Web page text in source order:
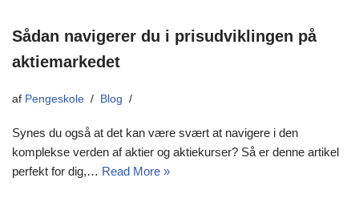
Sådan navigerer du i prisudviklingen på
aktiemarkedet
af Pengeskole Blog
Synes du også at det kan være svært at navigere i den
komplekse verden af aktier og aktiekurser? Så er denne artikel
perfekt for dig,… Read More »